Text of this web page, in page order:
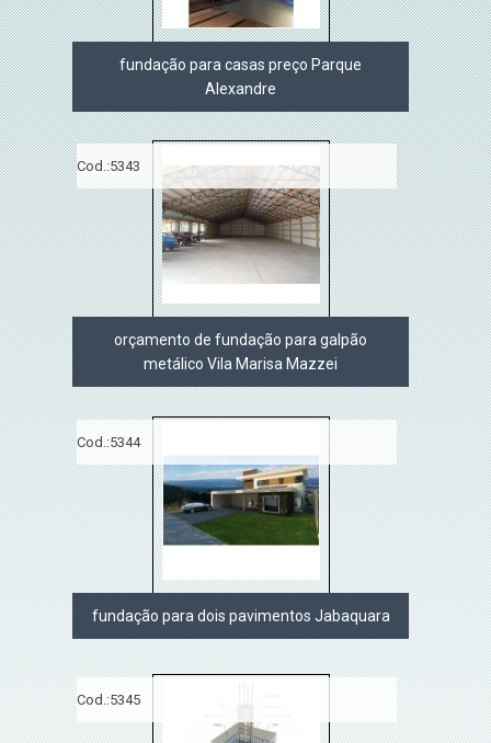
fundação para casas preço Parque
Alexandre
Cod.:5343
orçamento de fundação para galpão
metálico Vila Marisa Mazzei
Cod.:5344
fundação para dois pavimentos Jabaquara
Cod.:5345